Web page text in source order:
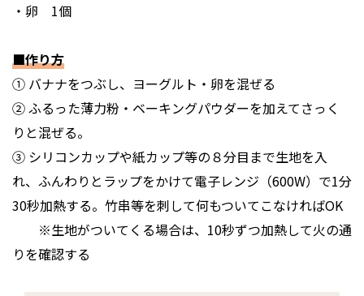
・卵 1個
■作り方
① バナナをつぶし、ヨーグルト・卵を混ぜる
② ふるった薄力粉・ベーキングパウダーを加えてさっく
りと混ぜる。
③ シリコンカップや紙カップ等の８分目まで生地を入
れ、ふんわりとラップをかけて電子レンジ（600W）で1分
30秒加熱する。竹串等を刺して何もついてこなければOK
※生地がついてくる場合は、10秒ずつ加熱して火の通
りを確認する